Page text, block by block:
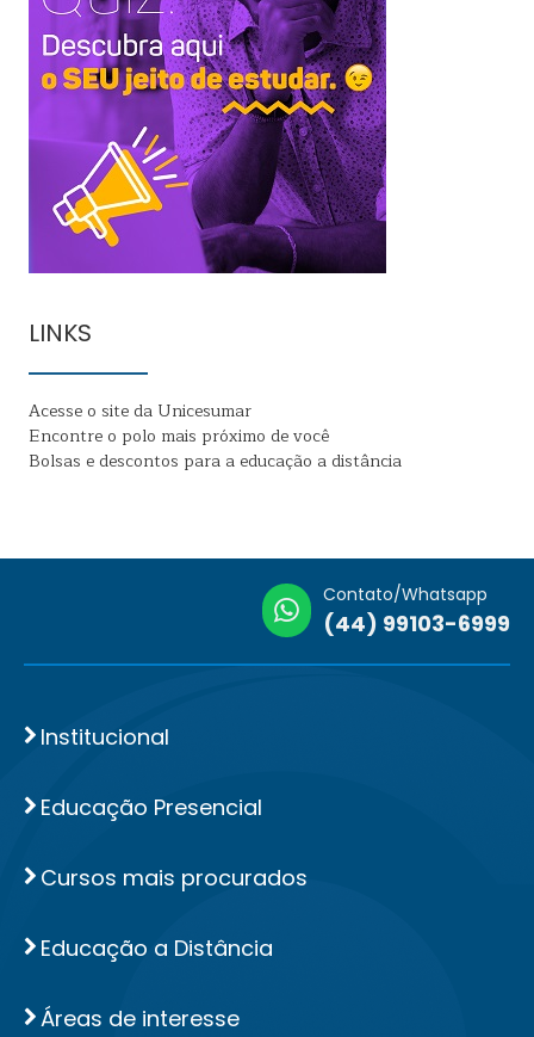
LINKS
Acesse o site da Unicesumar
Encontre o polo mais próximo de você
Bolsas e descontos para a educação a distância
Contato/Whatsapp
(44) 99103-6999
Institucional
Educação Presencial
Cursos mais procurados
Educação a Distância
Áreas de interesse